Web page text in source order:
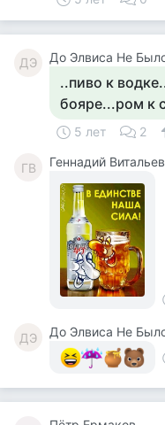
ДЭ До Элвиса Не
..пиво к
бояре...ром к
5 лет 2
ГВ Геннадий
ДЭ
До Элвиса Не